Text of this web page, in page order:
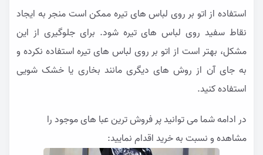
استفاده از اتو بر روی لباس های تیره ممکن است منجر به ایجاد
نقاط سفید روی لباس های تیره شود. برای جلوگیری از این
مشکل، بهتر است از اتو بر روی لباس های تیره استفاده نکرده و
به جای آن از روش های دیگری مانند بخاری یا خشک شویی
استفاده کنید.
در ادامه شما می توانید پر فروش ترین عبا های موجود را
مشاهده و نسبت به خرید اقدام نمایید: